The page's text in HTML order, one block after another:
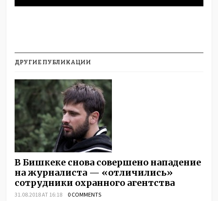
ДРУГИЕ ПУБЛИКАЦИИ
В Бишкеке снова совершено нападение
на журналиста — «отличились»
сотрудники охранного агентства
31.08.2018 AT 16:18 0 COMMENTS